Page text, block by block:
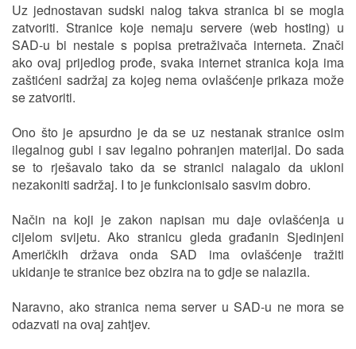
Uz jednostavan sudski nalog takva stranica bi se mogla
zatvoriti. Stranice koje nemaju servere (web hosting) u
SAD-u bi nestale s popisa pretraživača interneta. Znači
ako ovaj prijedlog prođe, svaka internet stranica koja ima
zaštićeni sadržaj za kojeg nema ovlašćenje prikaza može
se zatvoriti.
Ono što je apsurdno je da se uz nestanak stranice osim
ilegalnog gubi i sav legalno pohranjen materijal. Do sada
se to rješavalo tako da se stranici nalagalo da ukloni
nezakoniti sadržaj. I to je funkcionisalo sasvim dobro.
Način na koji je zakon napisan mu daje ovlašćenja u
cijelom svijetu. Ako stranicu gleda građanin Sjedinjeni
Američkih država onda SAD ima ovlašćenje tražiti
ukidanje te stranice bez obzira na to gdje se nalazila.
Naravno, ako stranica nema server u SAD-u ne mora se
odazvati na ovaj zahtjev.